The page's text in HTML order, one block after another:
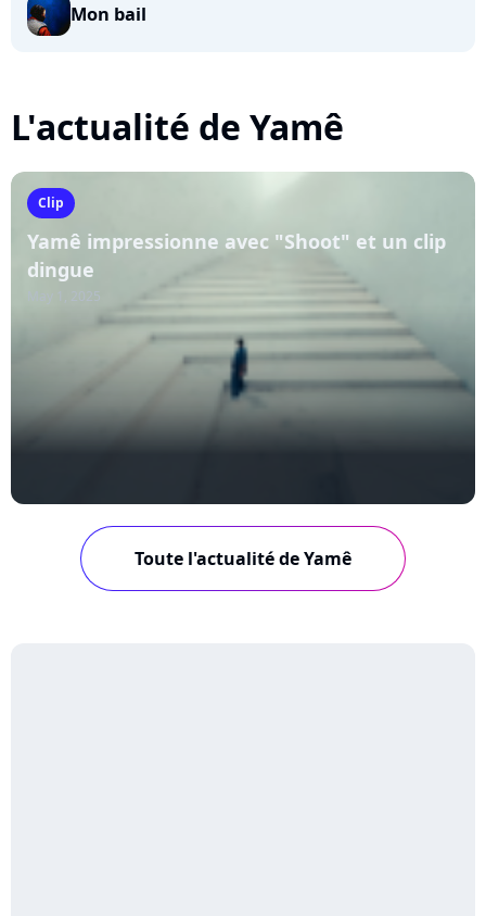
Mon bail
L'actualité de Yamê
Clip
Yamê impressionne avec "Shoot" et un clip
dingue
May 1, 2025
Toute l'actualité de Yamê